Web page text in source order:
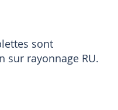
sont
sur rayonnage RU.